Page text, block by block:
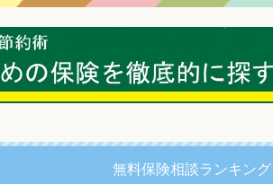
無料保険相談ランキング